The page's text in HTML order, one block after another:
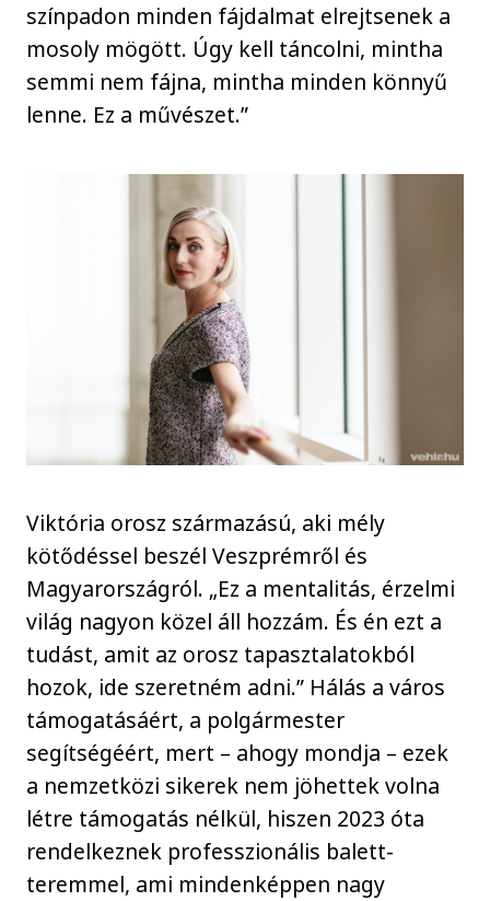
színpadon minden fájdalmat elrejtsenek a
mosoly mögött. Úgy kell táncolni, mintha
semmi nem fájna, mintha minden könnyű
lenne. Ez a művészet.”
Viktória orosz származású, aki mély
kötődéssel beszél Veszprémről és
Magyarországról. „Ez a mentalitás, érzelmi
világ nagyon közel áll hozzám. És én ezt a
tudást, amit az orosz tapasztalatokból
hozok, ide szeretném adni.” Hálás a város
támogatásáért, a polgármester
segítségéért, mert – ahogy mondja – ezek
a nemzetközi sikerek nem jöhettek volna
létre támogatás nélkül, hiszen 2023 óta
rendelkeznek professzionális balett-
teremmel, ami mindenképpen nagy